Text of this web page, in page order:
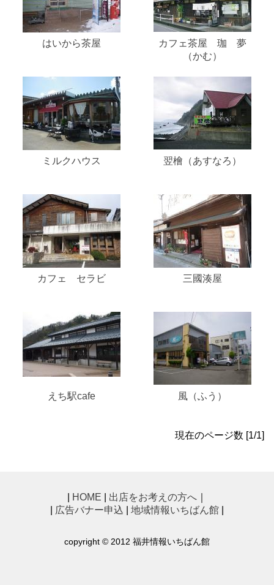
はいから茶屋
カフェ茶屋 珈 夢
（かむ）
ミルクハウス 翌檜（あすなろ）
カフェ セラビ 三國湊屋
えち駅cafe 風（ふう）
現在のページ数 [1/1]
HOME 出店をお考えの方へ
広告バナー申込 地域情報いちばん館
copyright © 2012 福井情報いちばん館